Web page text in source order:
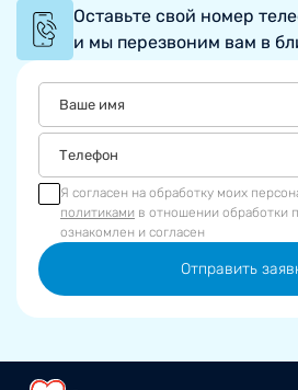
Оставьте свой номер
и мы перезвоним вам в
Я согласен на обработку моих
политиками в отношении обработки
ознакомлен и согласен
Отправить